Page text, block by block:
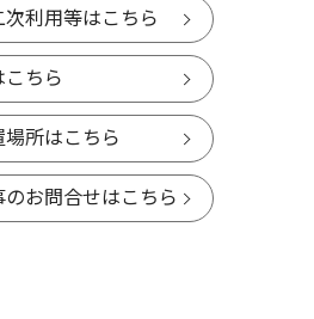
次利用等はこちら
ちら
所はこちら
のお問合せはこちら